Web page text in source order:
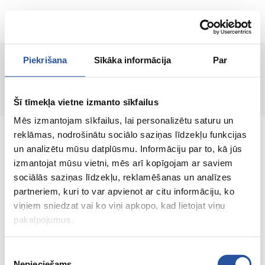
Piekrišana Sīkāka informācija Par
Šī tīmekļa vietne izmanto sīkfailus
Mēs izmantojam sīkfailus, lai personalizētu saturu un
reklāmas, nodrošinātu sociālo saziņas līdzekļu funkcijas
un analizētu mūsu datplūsmu. Informāciju par to, kā jūs
izmantojat mūsu vietni, mēs arī kopīgojam ar saviem
sociālās saziņas līdzekļu, reklamēšanas un analīzes
partneriem, kuri to var apvienot ar citu informāciju, ko
viņiem sniedzat vai ko viņi apkopo, kad lietojat viņu
pakalpojumus.
LV
Lapa nav atrasta!
Interneta veikals ar izdevīgām cenām un
kvalitatīvām precēm, kur klienta apmierinātība
ir mūsu galvenā vērtība.
Viss Tavai mājai un dārzam!